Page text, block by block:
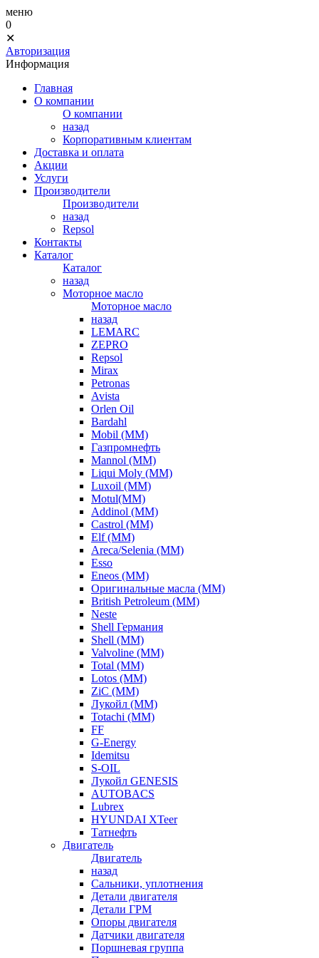
меню
0
✕
Авторизация
Информация
Главная
О компании
О компании
назад
Корпоративным клиентам
Доставка и оплата
Акции
Услуги
Производители
Производители
назад
Repsol
Контакты
Каталог
Каталог
назад
Моторное масло
Моторное масло
назад
LEMARC
ZEPRO
Repsol
Mirax
Petronas
Avista
Orlen Oil
Bardahl
Mobil (ММ)
Газпромнефть
Mannol (ММ)
Liqui Moly (ММ)
Luxoil (ММ)
Motul(ММ)
Addinol (ММ)
Castrol (ММ)
Elf (ММ)
Areca/Selenia (ММ)
Esso
Eneos (ММ)
Оригинальные масла (ММ)
British Petroleum (ММ)
Neste
Shell Германия
Shell (ММ)
Valvoline (ММ)
Total (ММ)
Lotos (ММ)
ZiC (ММ)
Лукойл (ММ)
Totachi (MM)
FF
G-Energy
Idemitsu
S-OIL
Лукойл GENESIS
AUTOBACS
Lubrex
HYUNDAI XTeer
Татнефть
Двигатель
Двигатель
назад
Сальники, уплотнения
Детали двигателя
Детали ГРМ
Опоры двигателя
Датчики двигателя
Поршневая группа